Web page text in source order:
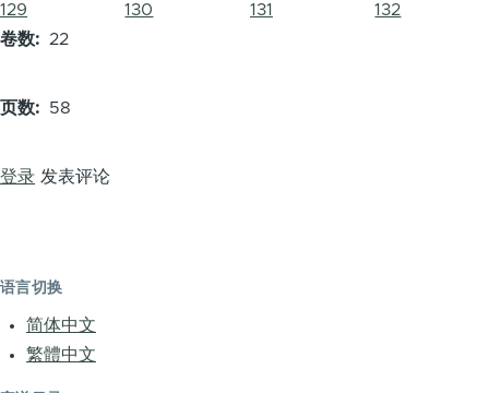
129 130 131
132
卷数
22
页数 58
登录 发表评论
语言切换
简体中文
繁體中文